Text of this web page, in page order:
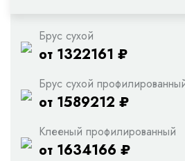
Брус сухой
от 1322161 ₽
Брус сухой
от 1589212 ₽
Клееный профилированный
от 1634166 ₽